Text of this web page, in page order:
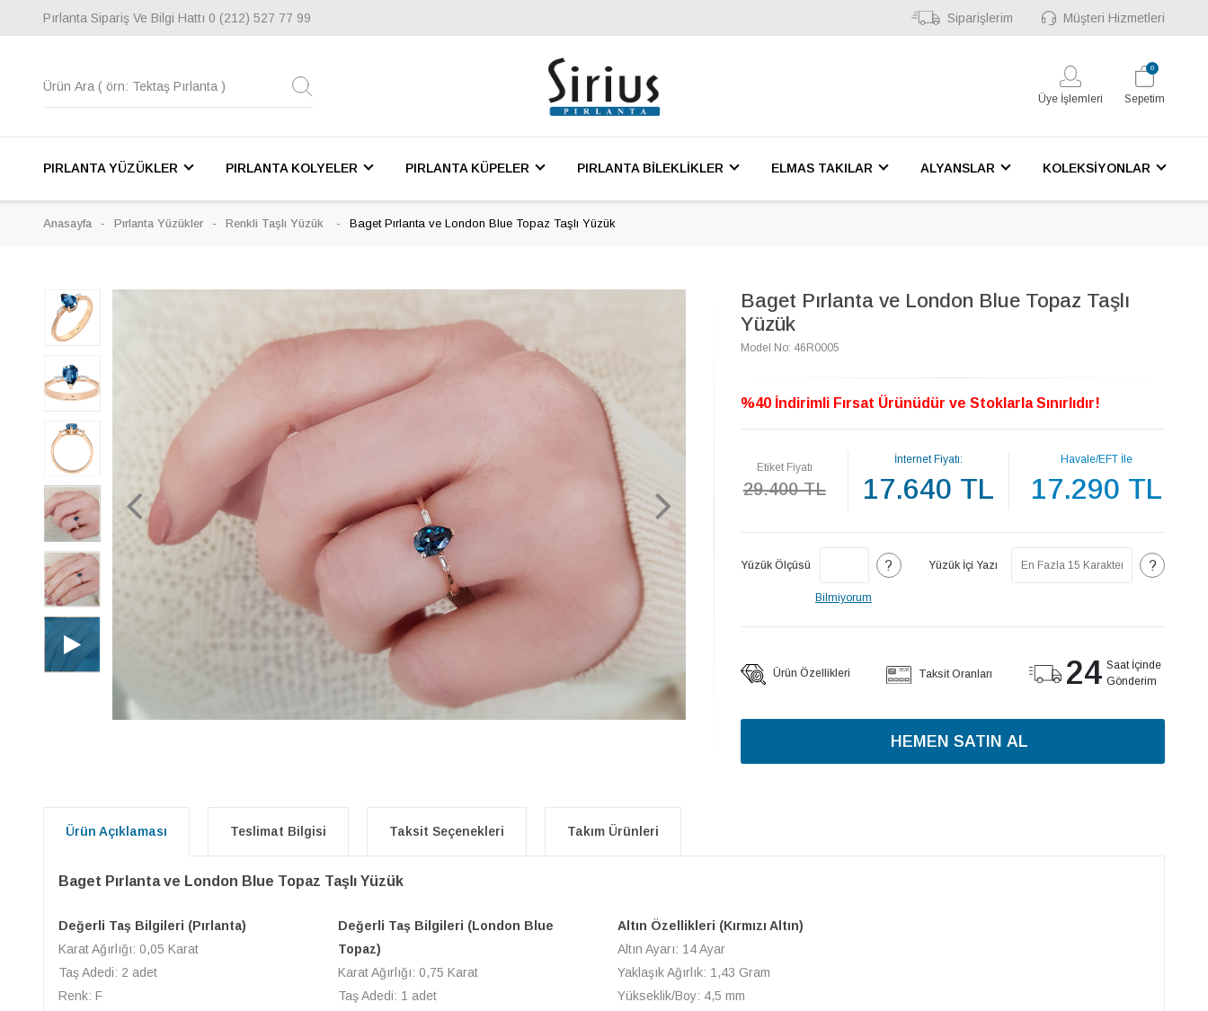
Pırlanta Sipariş Ve Bilgi Hattı 0 (212) 527 77 99 Siparişlerim Müşteri Hizmetleri
Üye İşlemleri Sepetim
0
PIRLANTA YÜZÜKLER PIRLANTA KOLYELER PIRLANTA KÜPELER PIRLANTA BİLEKLİKLER ELMAS TAKILAR ALYANSLAR KOLEKSİYONLAR
Anasayfa Pırlanta Yüzükler Renkli Taşlı Yüzük Baget Pırlanta ve London Blue Topaz Taşlı Yüzük
Baget Pırlanta ve London Blue Topaz Taşlı
Yüzük
Model No: 46R0005
%40 İndirimli Fırsat Ürünüdür ve Stoklarla Sınırlıdır!
Etiket Fiyatı
29.400 TL
İnternet Fiyatı:
17.640 TL
Havale/EFT İle
17.290 TL
Yüzük Ölçüsü ?
Bilmiyorum
Yüzük İçi Yazı ?
Ürün Özellikleri Taksit Oranları 24 Saat İçinde
Gönderim
HEMEN SATIN AL
Ürün Açıklaması Teslimat Bilgisi Taksit Seçenekleri Takım Ürünleri
Baget Pırlanta ve London Blue Topaz Taşlı Yüzük
Değerli Taş Bilgileri (Pırlanta)
Karat Ağırlığı: 0,05 Karat
Taş Adedi: 2 adet
Renk: F
Değerli Taş Bilgileri (London Blue
Topaz)
Karat Ağırlığı: 0,75 Karat
Taş Adedi: 1 adet
Altın Özellikleri (Kırmızı Altın)
Altın Ayarı: 14 Ayar
Yaklaşık Ağırlık: 1,43 Gram
Yükseklik/Boy: 4,5 mm